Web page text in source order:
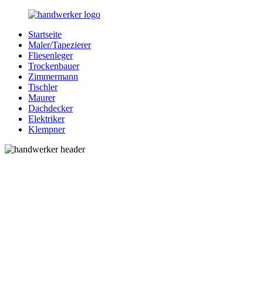
Zurück
Inhalt
Bessere-
Handwerker.de
Handwerker
Ihrer
Nähe
Startseite
Maler/Tapezierer
Fliesenleger
Trockenbauer
Zimmermann
Tischler
Maurer
Dachdecker
Elektriker
Klempner